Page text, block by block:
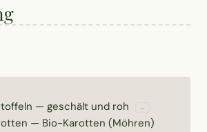
— geschält und roh ↔
— Bio-Karotten (Möhren)